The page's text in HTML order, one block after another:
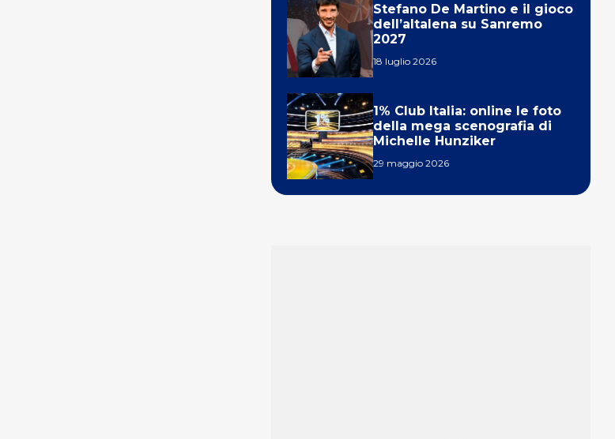
Stefano De Martino e il gioco
dell’altalena su Sanremo
2027
18 luglio 2026
1% Club Italia: online le foto
della mega scenografia di
Michelle Hunziker
29 maggio 2026